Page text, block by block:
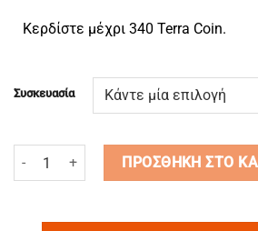
Κερδίστε μέχρι 340 Terra Coin.
Συσκευασία
ΦΟΥΝΤΟΥΚΟΒΟΥΤΥΡΟ ποσότητα
ΠΡΟΣΘΉΚΗ ΣΤΟ